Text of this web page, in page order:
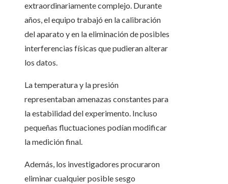
extraordinariamente complejo. Durante
años, el equipo trabajó en la calibración
del aparato y en la eliminación de posibles
interferencias físicas que pudieran alterar
los datos.
La temperatura y la presión
representaban amenazas constantes para
la estabilidad del experimento. Incluso
pequeñas fluctuaciones podían modificar
la medición final.
Además, los investigadores procuraron
eliminar cualquier posible sesgo